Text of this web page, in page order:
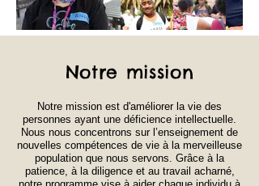
Notre mission
Notre mission est d'améliorer la vie des
personnes ayant une déficience intellectuelle.
Nous nous concentrons sur l’enseignement de
nouvelles compétences de vie à la merveilleuse
population que nous servons. Grâce à la
patience, à la diligence et au travail acharné,